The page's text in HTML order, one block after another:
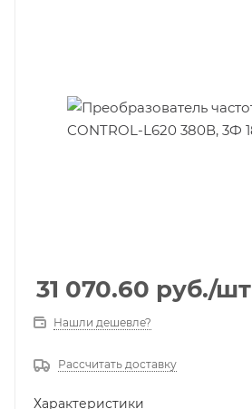
31 070.60 руб./шт
Нашли дешевле?
Рассчитать доставку
Характеристики